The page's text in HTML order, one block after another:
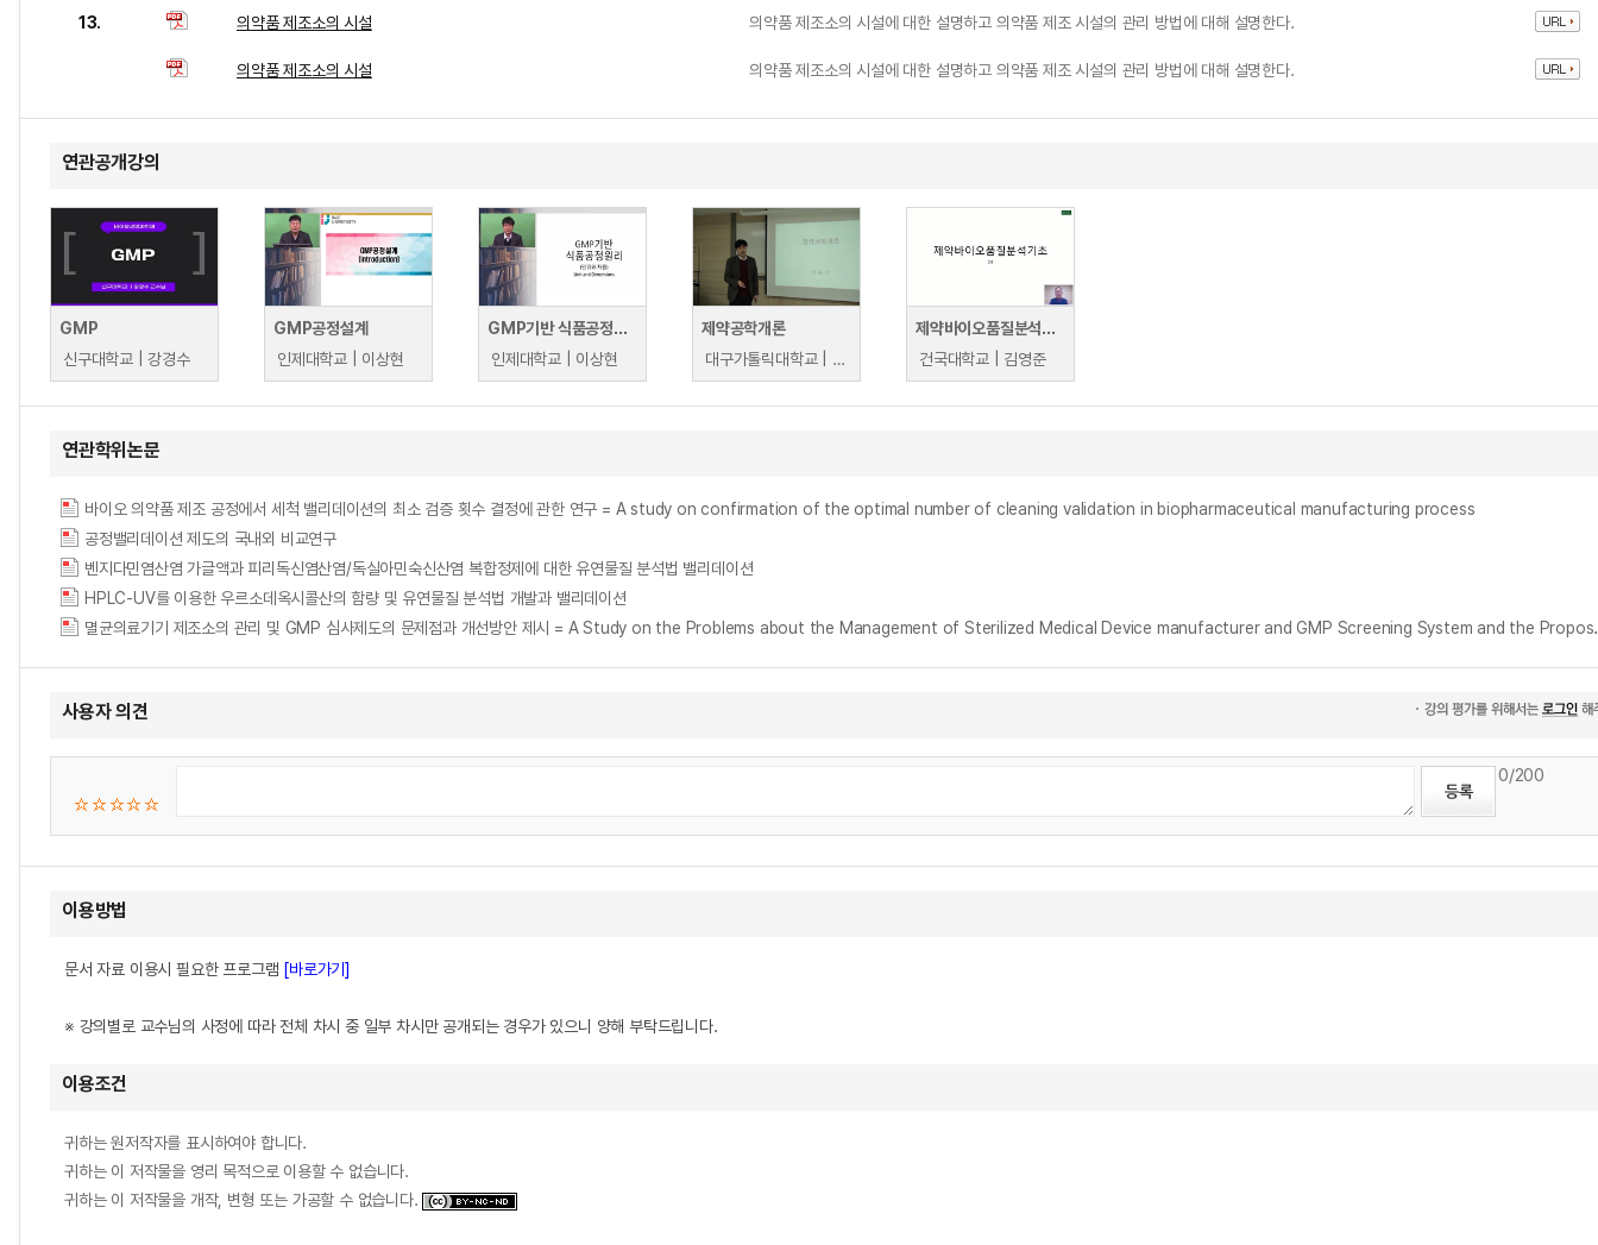
13. 의약품 제조소의 시설 의약품 제조소의 시설에 대한 설명하고 의약품 제조 시설의 관리 방법에 대해 설명한다.
의약품 제조소의 시설 의약품 제조소의 시설에 대한 설명하고 의약품 제조 시설의 관리 방법에 대해 설명한다.
연관공개강의
GMP
신구대학교 | 강경수
GMP공정설계
인제대학교 | 이상현
GMP기반 식품공정원리
인제대학교 | 이상현
제약공학개론
대구가톨릭대학교 | 최윤식
제약바이오품질분석기초
건국대학교 | 김영준
연관학위논문
바이오 의약품 제조 공정에서 세척 밸리데이션의 최소 검증 횟수 결정에 관한 연구 = A study on confirmation of the optimal number of cleaning validation in biopharmaceutical manufacturing process
공정밸리데이션 제도의 국내외 비교연구
벤지다민염산염 가글액과 피리독신염산염/독실아민숙신산염 복합정제에 대한 유연물질 분석법 밸리데이션
HPLC-UV를 이용한 우르소데옥시콜산의 함량 및 유연물질 분석법 개발과 밸리데이션
멸균의료기기 제조소의 관리 및 GMP 심사제
사용자 의견
0/200
이용방법
문서 자료 이용시 필요한 프로그램 [바로가기]
※ 강의별로 교수님의 사정에 따라 전체 차시 중 일부 차시만 공개되는 경우가 있으니 양해 부탁드립니다.
이용조건
귀하는 원저작자를 표시하여야 합니다.
귀하는 이 저작물을 영리 목적으로 이용할 수 없습니다.
귀하는 이 저작물을 개작, 변형 또는 가공할 수 없습니다.